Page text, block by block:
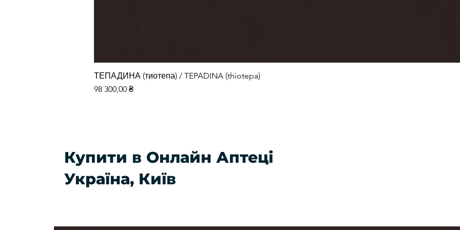
ТЕПАДИНА (тиотепа) / TEPADINA (thiotepa)
Ціна
98 300,00 ₴
Купити в Онлайн Аптеці
Україна, Київ